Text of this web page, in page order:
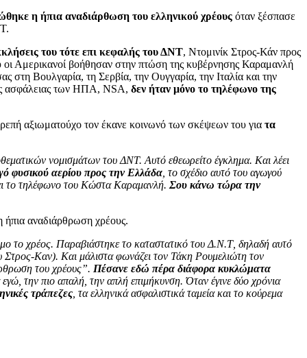
η ήπια αναδιάρθωση του ελληνικού χρέους όταν ξέσπασε
του τότε επι κεφαλής του ΔΝΤ, Ντομινίκ Στρος-Κάν προς
Αμερικανοί βοήθησαν στην πτώση της κυβέρνησης Καραμανλή
Βουλγαρία, τη Σερβία, την Ουγγαρία, την Ιταλία και την
ασφάλειας των ΗΠΑ, NSA, δεν ήταν μόνο το τηλέφωνο της
αξιωματούχο τον έκανε κοινωνό των σκέψεων του για τα
νομισμάτων του ΔΝΤ. Αυτό εθεωρείτο έγκλημα. Και λέει
φυσικού αερίου προς την Ελλάδα , το σχέδιο αυτό του αγωγού
το τηλέφωνο του Κώστα Καραμανλή. Σου κάνω τώρα την
ήπια αναδιάρθρωση χρέους.
το χρέος. Παραβιάστηκε το καταστατικό του Δ.Ν.Τ, δηλαδή αυτό
Στρος-Καν). Και μάλιστα φωνάζει τον Τάκη Ρουμελιώτη τον
του χρέους”. Πέσανε εδώ πέρα διάφορα κυκλώματα
την πιο απαλή, την απλή επιμήκυνση. Όταν έγινε δύο χρόνια
τράπεζες , τα ελληνικά ασφαλιστικά ταμεία και το κούρεμα